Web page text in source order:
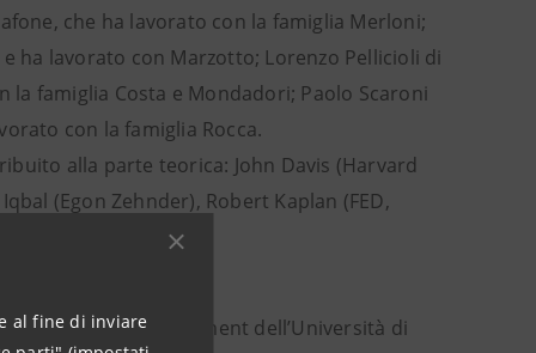
al fine di inviare
che ha lavorato con la famiglia Merloni;
ha lavorato con Marzotto; Lorenzo Pellicioli di
la famiglia Costa e Mondadori; Paolo Scaroni
con la famiglia Rocca.
alla parte teorica: John Davis (Harvard
(Egon Zehnder), Robert Kaplan (FED,
di Management dell’Università di